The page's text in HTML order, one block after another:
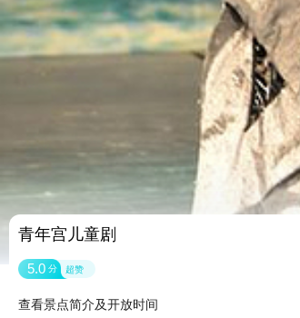
青年宫儿童剧
5.0 分 超赞
查看景点简介及开放时间